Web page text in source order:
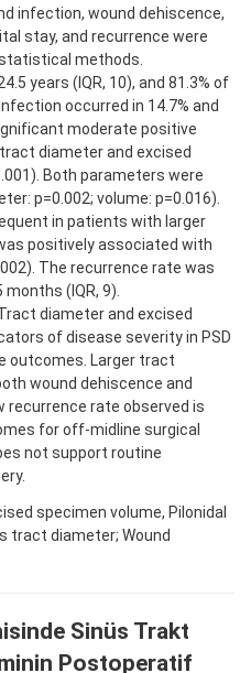
infection, wound dehiscence,
stay, and recurrence were
methods.
years (IQR, 10), and 81.3% of
occurred in 14.7% and
moderate positive
diameter and excised
Both parameters were
p=0.002; volume: p=0.016).
in patients with larger
positively associated with
The recurrence rate was
(IQR, 9).
Tract diameter and excised
of disease severity in PSD
outcomes. Larger tract
wound dehiscence and
recurrence rate observed is
for off-midline surgical
not support routine
specimen volume, Pilonidal
tract diameter; Wound
Sinüs Trakt
Postoperatif